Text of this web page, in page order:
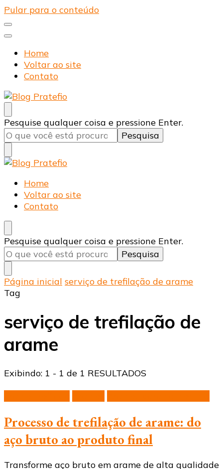
Pular para o conteúdo
Home
Voltar ao site
Contato
Blog Pratefio
Arames e Telas de Qualidade
Procurando
algo?
Pesquise qualquer coisa e pressione Enter.
Blog Pratefio
Arames e Telas de Qualidade
Home
Voltar ao site
Contato
Procurando
algo?
Pesquise qualquer coisa e pressione Enter.
Página inicial serviço de trefilação de arame
Tag
serviço de trefilação de
arame
Exibindo: 1 - 1 de 1 RESULTADOS
Processo de trefilação de arame: do
aço bruto ao produto final
Transforme aço bruto em arame de alta qualidade